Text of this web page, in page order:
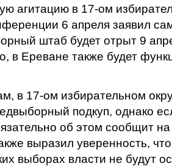
агитацию в 17-ом
6 апреля заявил
штаб будет отрыт 9
в Ереване также будет
в 17-ом избирательном
подкуп, однако
об этом сообщит
выразил уверенность,
выборах власти не будут